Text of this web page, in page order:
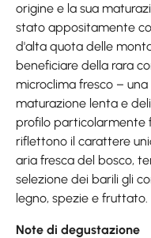
origine e la sua
stato appositamente
d'alta quota delle
beneficiare della rara
microclima fresco –
maturazione lenta e
profilo particolarmente
riflettono il carattere
aria fresca del bosco,
selezione dei barili gli
legno, spezie e fruttato.
Note di degustazione